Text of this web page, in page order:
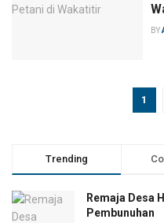
BY
1
Trending
Remaja Desa
Pembunuhan